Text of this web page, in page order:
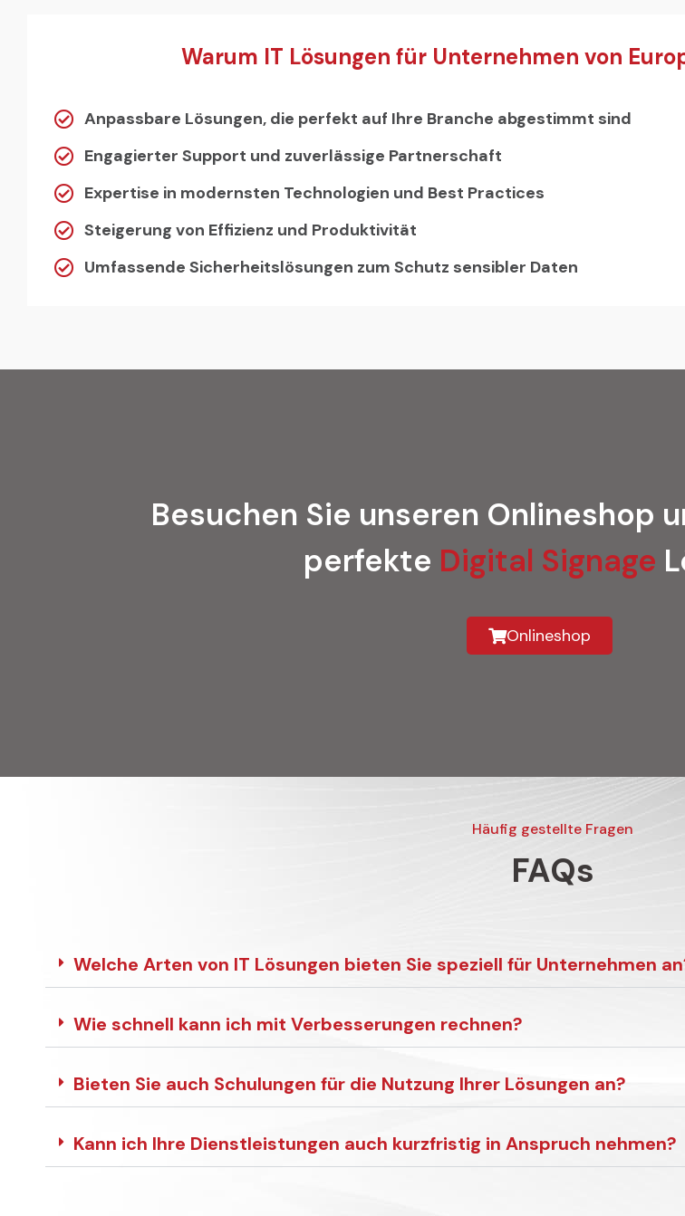
Warum IT Lösungen für Unternehmen von
Anpassbare Lösungen, die perfekt auf Ihre Branche abgestimmt sind
Engagierter Support und zuverlässige Partnerschaft
Expertise in modernsten Technologien und Best Practices
Steigerung von Effizienz und Produktivität
Umfassende Sicherheitslösungen zum Schutz sensibler Daten
Besuchen Sie unseren Onlineshop
perfekte Digital Signage
Onlineshop
Häufig gestellte Fragen
FAQs
Welche Arten von IT Lösungen bieten Sie speziell für Unternehmen
Wie schnell kann ich mit Verbesserungen rechnen?
Bieten Sie auch Schulungen für die Nutzung Ihrer Lösungen an?
Kann ich Ihre Dienstleistungen auch kurzfristig in Anspruch nehmen?